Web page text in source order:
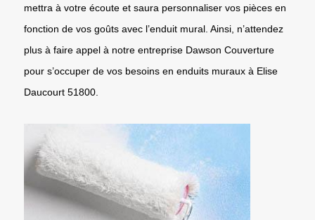
mettra à votre écoute et saura personnaliser vos pièces en
fonction de vos goûts avec l’enduit mural. Ainsi, n’attendez
plus à faire appel à notre entreprise Dawson Couverture
pour s’occuper de vos besoins en enduits muraux à Elise
Daucourt 51800.